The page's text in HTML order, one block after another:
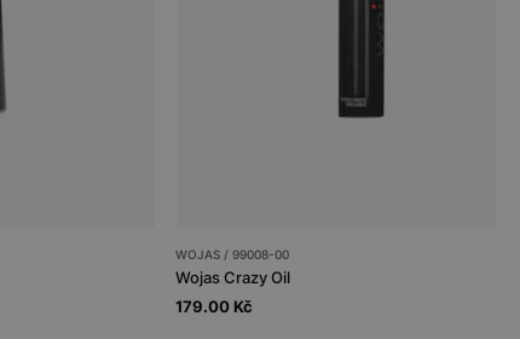
WOJAS / 99008-00
Wojas Crazy Oil
179.00 Kč